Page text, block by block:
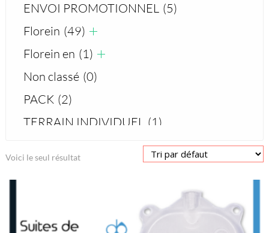
ENVOI PROMOTIONNEL (5)
Florein (49)
Florein en (1)
Non classé (0)
PACK (2)
TERRAIN INDIVIDUEL (1)
Voici le seul résultat